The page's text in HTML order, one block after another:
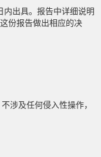
出具。报告中详细说明
份报告做出相应的决
及任何侵入性操作，